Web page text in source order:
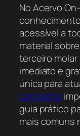
No Acervo
acessível a
material
terceiro
imediato e
única para
conceitos
guia prático
mais comuns